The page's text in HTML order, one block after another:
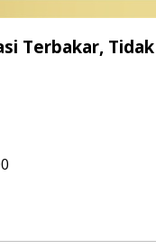
Terbakar, Tidak